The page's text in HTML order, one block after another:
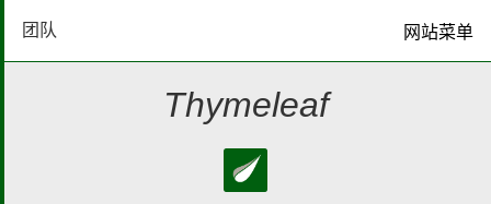
团队 网站菜单
Thymeleaf